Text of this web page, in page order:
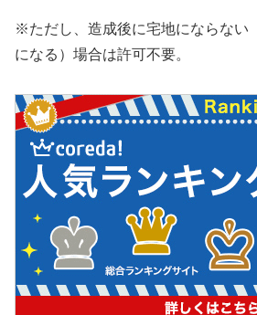
※ただし、造成後に宅地にならない
になる）場合は許可不要。